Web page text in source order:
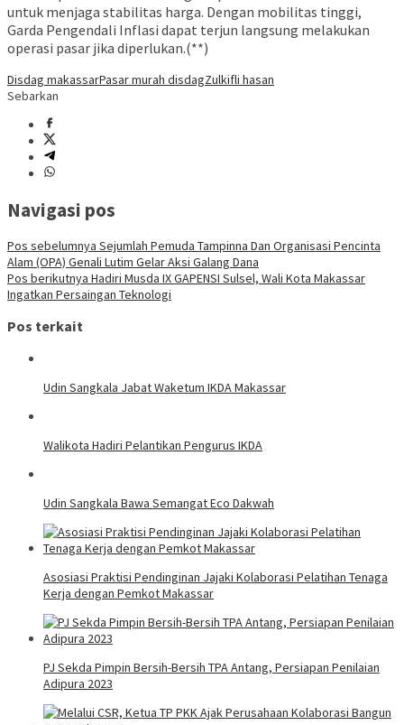
untuk menjaga stabilitas harga. Dengan mobilitas tinggi,
Garda Pengendali Inflasi dapat terjun langsung melakukan
operasi pasar jika diperlukan.(**)
Disdag makassarPasar murah disdagZulkifli hasan
Sebarkan
Navigasi pos
Pos sebelumnya Sejumlah Pemuda Tampinna Dan Organisasi Pencinta
Alam (OPA) Genali Lutim Gelar Aksi Galang Dana
Pos berikutnya Hadiri Musda IX GAPENSI Sulsel, Wali Kota Makassar
Ingatkan Persaingan Teknologi
Pos terkait
Udin Sangkala Jabat Waketum IKDA Makassar
Walikota Hadiri Pelantikan Pengurus IKDA
Udin Sangkala Bawa Semangat Eco Dakwah
Asosiasi Praktisi Pendinginan Jajaki Kolaborasi Pelatihan Tenaga
Kerja dengan Pemkot Makassar
PJ Sekda Pimpin Bersih-Bersih TPA Antang, Persiapan Penilaian
Adipura 2023